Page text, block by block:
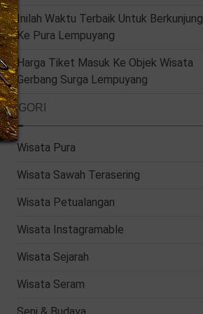
Inilah Waktu Terbaik Untuk Berkunjung
Ke Pura Lempuyang
Harga Tiket Masuk Ke Objek Wisata
Gerbang Surga Lempuyang
Wisata Pura
Wisata Sawah Terasering
Wisata Petualangan
Wisata Instagramable
Wisata Sejarah
Wisata Seram